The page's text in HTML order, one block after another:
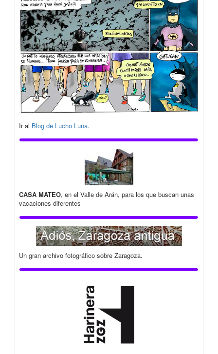
Ir al Blog de Lucho Luna.
CASA MATEO, en el Valle de Arán, para los que buscan unas
vacaciones diferentes
Un gran archivo fotográfico sobre Zaragoza.